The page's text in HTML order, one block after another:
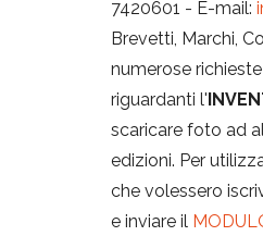
7420601 - E-mail:
Brevetti, Marchi,
numerose
riguardanti l'
scaricare foto ad
edizioni. Per
che volessero
e inviare il